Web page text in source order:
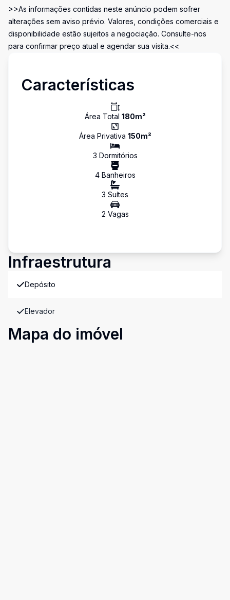
>>As informações contidas neste anúncio podem sofrer
alterações sem aviso prévio. Valores, condições comerciais e
disponibilidade estão sujeitos a negociação. Consulte-nos
para confirmar preço atual e agendar sua visita.<<
Características
Área Total 180m²
Área Privativa 150m²
3 Dormitórios
4Banheiros
3 Suítes
2 Vagas
Infraestrutura
Depósito
Elevador
Mapa do imóvel